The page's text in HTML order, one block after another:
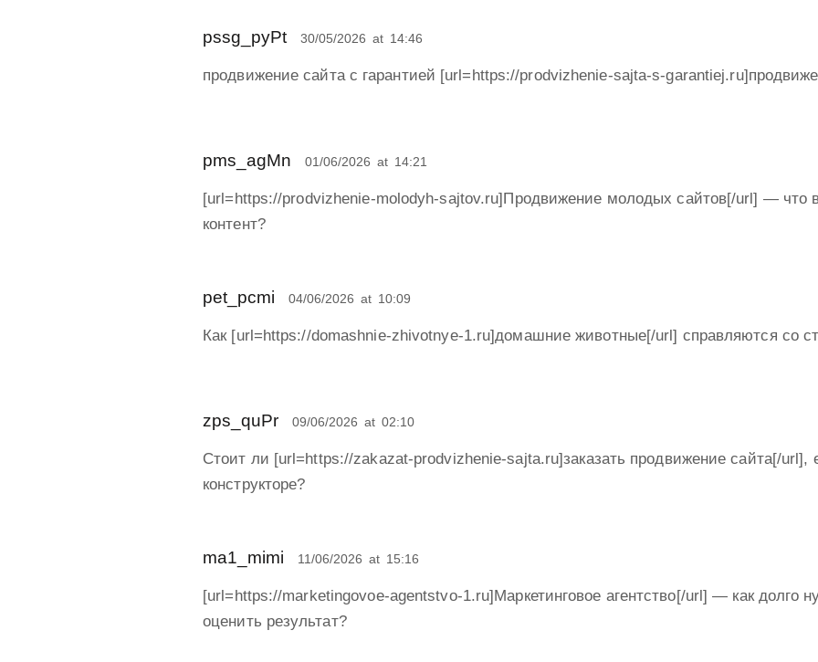
pssg_pyPt 30/05/2026 at 14:46
продвижение сайта с гарантией [url=https://prodvizhenie-sajta-s-
pms_agMn 01/06/2026 at 14:21
[url=https://prodvizhenie-molodyh-sajtov.ru]Продвижение молодых сайтов[/url] — что
контент?
pet_pcmi 04/06/2026 at 10:09
Как [url=https://domashnie-zhivotnye-1.ru]домашние животные[/url] справляются со
zps_quPr 09/06/2026 at 02:10
Стоит ли [url=https://zakazat-prodvizhenie-sajta.ru]заказать продвижение сайта[/url],
конструкторе?
ma1_mimi 11/06/2026 at 15:16
[url=https://marketingovoe-agentstvo-1.ru]Маркетинговое агентство[/url] — как долго
оценить результат?